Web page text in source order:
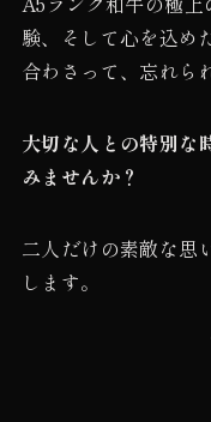
験、そして心を込め
合わさって、忘れら
大切な人との特別な
みませんか？
二人だけの素敵な思
します。